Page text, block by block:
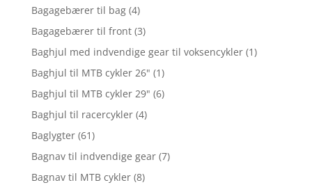
Bagagebærer til bag (4)
Bagagebærer til front (3)
Baghjul med indvendige gear til voksencykler (1)
Baghjul til MTB cykler 26" (1)
Baghjul til MTB cykler 29" (6)
Baghjul til racercykler (4)
Baglygter (61)
Bagnav til indvendige gear (7)
Bagnav til MTB cykler (8)